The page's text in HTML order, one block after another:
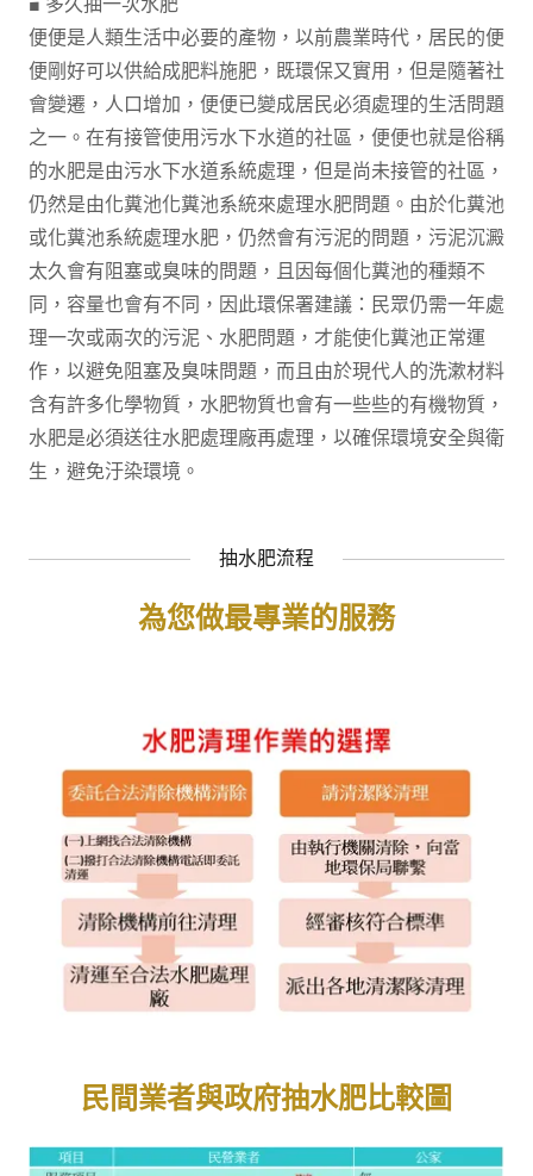
便便是人類生活中必要的產物，以前農業時代，居民的便
便剛好可以供給成肥料施肥，既環保又實用，但是隨著社
會變遷，人口增加，便便已變成居民必須處理的生活問題
之一。在有接管使用污水下水道的社區，便便也就是俗稱
的水肥是由污水下水道系統處理，但是尚未接管的社區，
仍然是由化糞池化糞池系統來處理水肥問題。由於化糞池
或化糞池系統處理水肥，仍然會有污泥的問題，污泥沉澱
太久會有阻塞或臭味的問題，且因每個化糞池的種類不
同，容量也會有不同，因此環保署建議：民眾仍需一年處
理一次或兩次的污泥、水肥問題，才能使化糞池正常運
作，以避免阻塞及臭味問題，而且由於現代人的洗漱材料
含有許多化學物質，水肥物質也會有一些些的有機物質，
水肥是必須送往水肥處理廠再處理，以確保環境安全與衛
生，避免汙染環境。
抽水肥流程
為您做最專業的服務
民間業者與政府抽水肥比較圖